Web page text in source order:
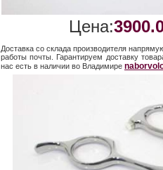
Цена:
Доставка со склада производителя
работы почты. Гарантируем доставку
нас есть в наличии во Владимире